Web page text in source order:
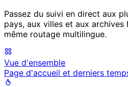
Passez du suivi en direct aux
pays, aux villes et aux archives
même routage multilingue.
Vue d'ensemble
Page d'accueil et derniers